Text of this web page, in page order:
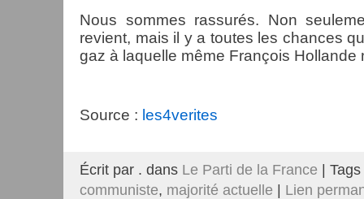
Nous sommes rassurés. Non
revient, mais il y a toutes les chances
gaz à laquelle même François Hollande
Source : les4verites
Écrit par . dans Le Parti de la France |
communiste, majorité actuelle | Lien